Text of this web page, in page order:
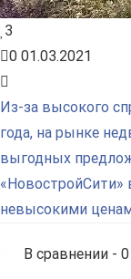
3
0 01.03.2021
Из-за высокого
года, на рынке
выгодных
«НовостройСити»
невысокими
В сравнении - 0